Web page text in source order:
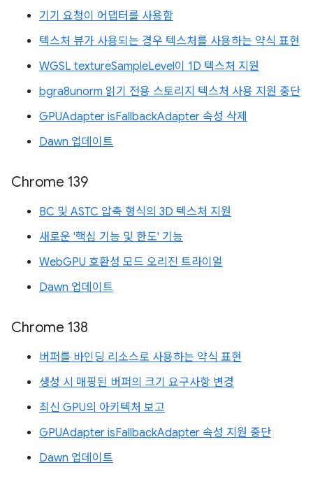
기기 요청이 어댑터를 사용함
텍스처 뷰가 사용되는 경우 텍스처를 사용하는 약식 표현
WGSL textureSampleLevel이 1D 텍스처 지원
bgra8unorm 읽기 전용 스토리지 텍스처 사용 지원 중단
GPUAdapter isFallbackAdapter 속성 삭제
Dawn 업데이트
Chrome 139
BC 및 ASTC 압축 형식의 3D 텍스처 지원
새로운 '핵심 기능 및 한도' 기능
WebGPU 호환성 모드 오리진 트라이얼
Dawn 업데이트
Chrome 138
버퍼를 바인딩 리소스로 사용하는 약식 표현
생성 시 매핑된 버퍼의 크기 요구사항 변경
최신 GPU의 아키텍처 보고
GPUAdapter isFallbackAdapter 속성 지원 중단
Dawn 업데이트